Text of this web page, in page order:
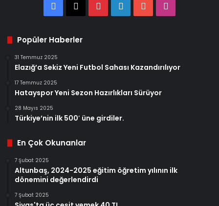
Facebook
X PinterestLinkedInYouTube
Popüler Haberler
31 Temmuz 2025
Elazığ’a Sekiz Yeni Futbol Sahası Kazandırılıyor
17 Temmuz 2025
Hatayspor Yeni Sezon Hazırlıkları Sürüyor
28 Mayıs 2025
Türkiye’nin ilk 500′ üne girdiler.
En Çok Okunanlar
7 Şubat 2025
Altunbaş, 2024-2025 eğitim öğretim yılının ilk
dönemini değerlendirdi
7 Şubat 2025